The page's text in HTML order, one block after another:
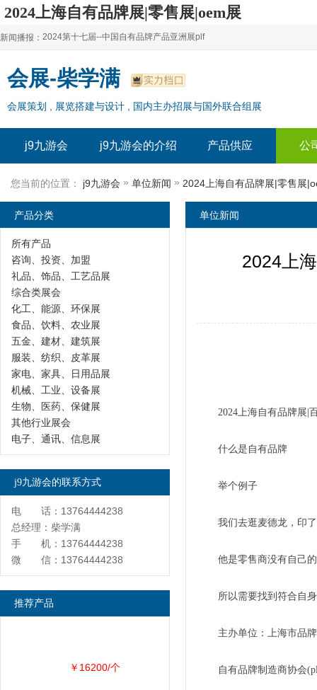
2024上海自有品牌展|零售展|oem展
【上海新国际博览中心！欢迎您】-j9九游会
新闻播报：
2024上海自有品牌展--百货展|食品展 零售展|oem展
2024全球自有--品牌产品亚洲展（plf）
2024上海自有品牌展--2024上海oem 贴牌代加工展
2024第十七届--中国自有品牌产品亚洲展plf
2024全球自有--品牌产品亚洲展（plf）
2024年上海--第17届自有品牌展
会展-柴学满
会展策划 , 展览搭建与设计 , 国内主办招展与国外联合组展
j9九游会 j9九游会的介绍 产品供应 公
您当前的位置： j9九游会 » 单位新闻 »
单位新闻
2024上
2024上海自有品牌展|
什么是自有品牌
举个例子
我们去逛麦德龙，印
他是零售商没有自己
所以需要找到符合自
主办单位：上海市品
自有品牌制造商协会
产品分类
所有产品
咨询、投资、加盟
礼品、饰品、工艺品展
综合类展会
化工、能源、环保展
食品、饮料、农业展
五金、建材、建筑展
服装、纺织、皮革展
家电、家具、日用品展
机械、工业、设备展
生物、医药、保健展
其他行业展会
电子、通讯、信息展
j9九游会的联系方式
电 话：13764444238
总经理：柴学满
手 机：13764444238
微 信：13764444238
推荐产品
￥16200/个